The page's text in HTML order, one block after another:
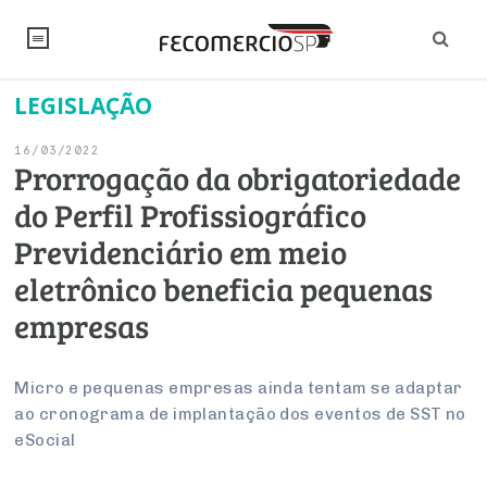
NOTÍCIAS
Artigos
Institucional
Debates Fecomercio-SP
PROJETOS ESPECIAIS:
UM BRASIL
Economia
Pesquisas
Brasil
Internacional
Modernização do Estado
Economia Digital
Legislação
Trabalho
Arbitragem e Mediação
Reforma Tributária
Negócios
Atacado
Sustentabilidade
ESG
Últimas Notícias
PESQUISAS
FALE CONOSCO
INSTITUCIONAL
Imprensa
CONSELHOS
Conselho de Turismo
EMPRESAS
LEGISLAÇÃO
16/03/2022
Prorrogação da obrigatoriedade
do Perfil Profissiográfico
Previdenciário em meio
eletrônico beneficia pequenas
empresas
Micro e pequenas empresas ainda tentam se adaptar
ao cronograma de implantação dos eventos de SST no
eSocial